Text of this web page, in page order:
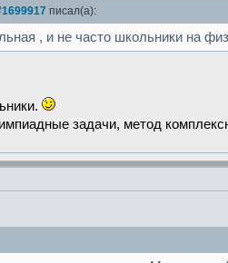
писал(а):
, и не часто школьники на
задачи, метод